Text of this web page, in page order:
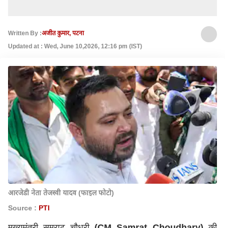
Written By :अजीत कुमार, पटना
Updated at : Wed, June 10,2026, 12:16 pm (IST)
आरजेडी नेता तेजस्वी यादव (फाइल फोटो)
Source : PTI